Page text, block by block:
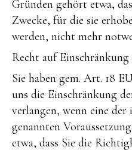
Gründen gehört etwa,
Zwecke, für die sie
werden, nicht mehr
Recht auf
Sie haben gem. Art. 18
uns die Einschränkung
verlangen, wenn eine
genannten
etwa, dass Sie die